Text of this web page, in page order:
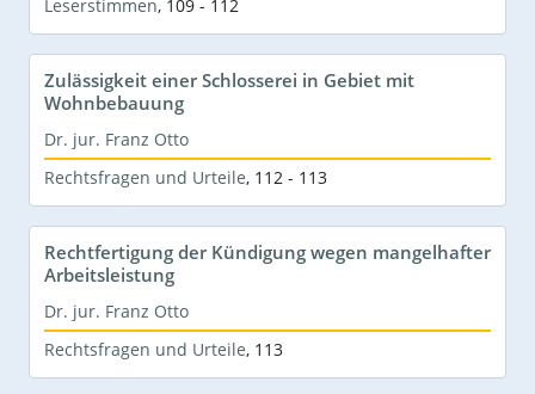
Leserstimmen, 109 - 112
Zulässigkeit einer Schlosserei in Gebiet mit
Wohnbebauung
Dr. jur. Franz Otto
Rechtsfragen und Urteile, 112 - 113
Rechtfertigung der Kündigung wegen mangelhafter
Arbeitsleistung
Dr. jur. Franz Otto
Rechtsfragen und Urteile, 113